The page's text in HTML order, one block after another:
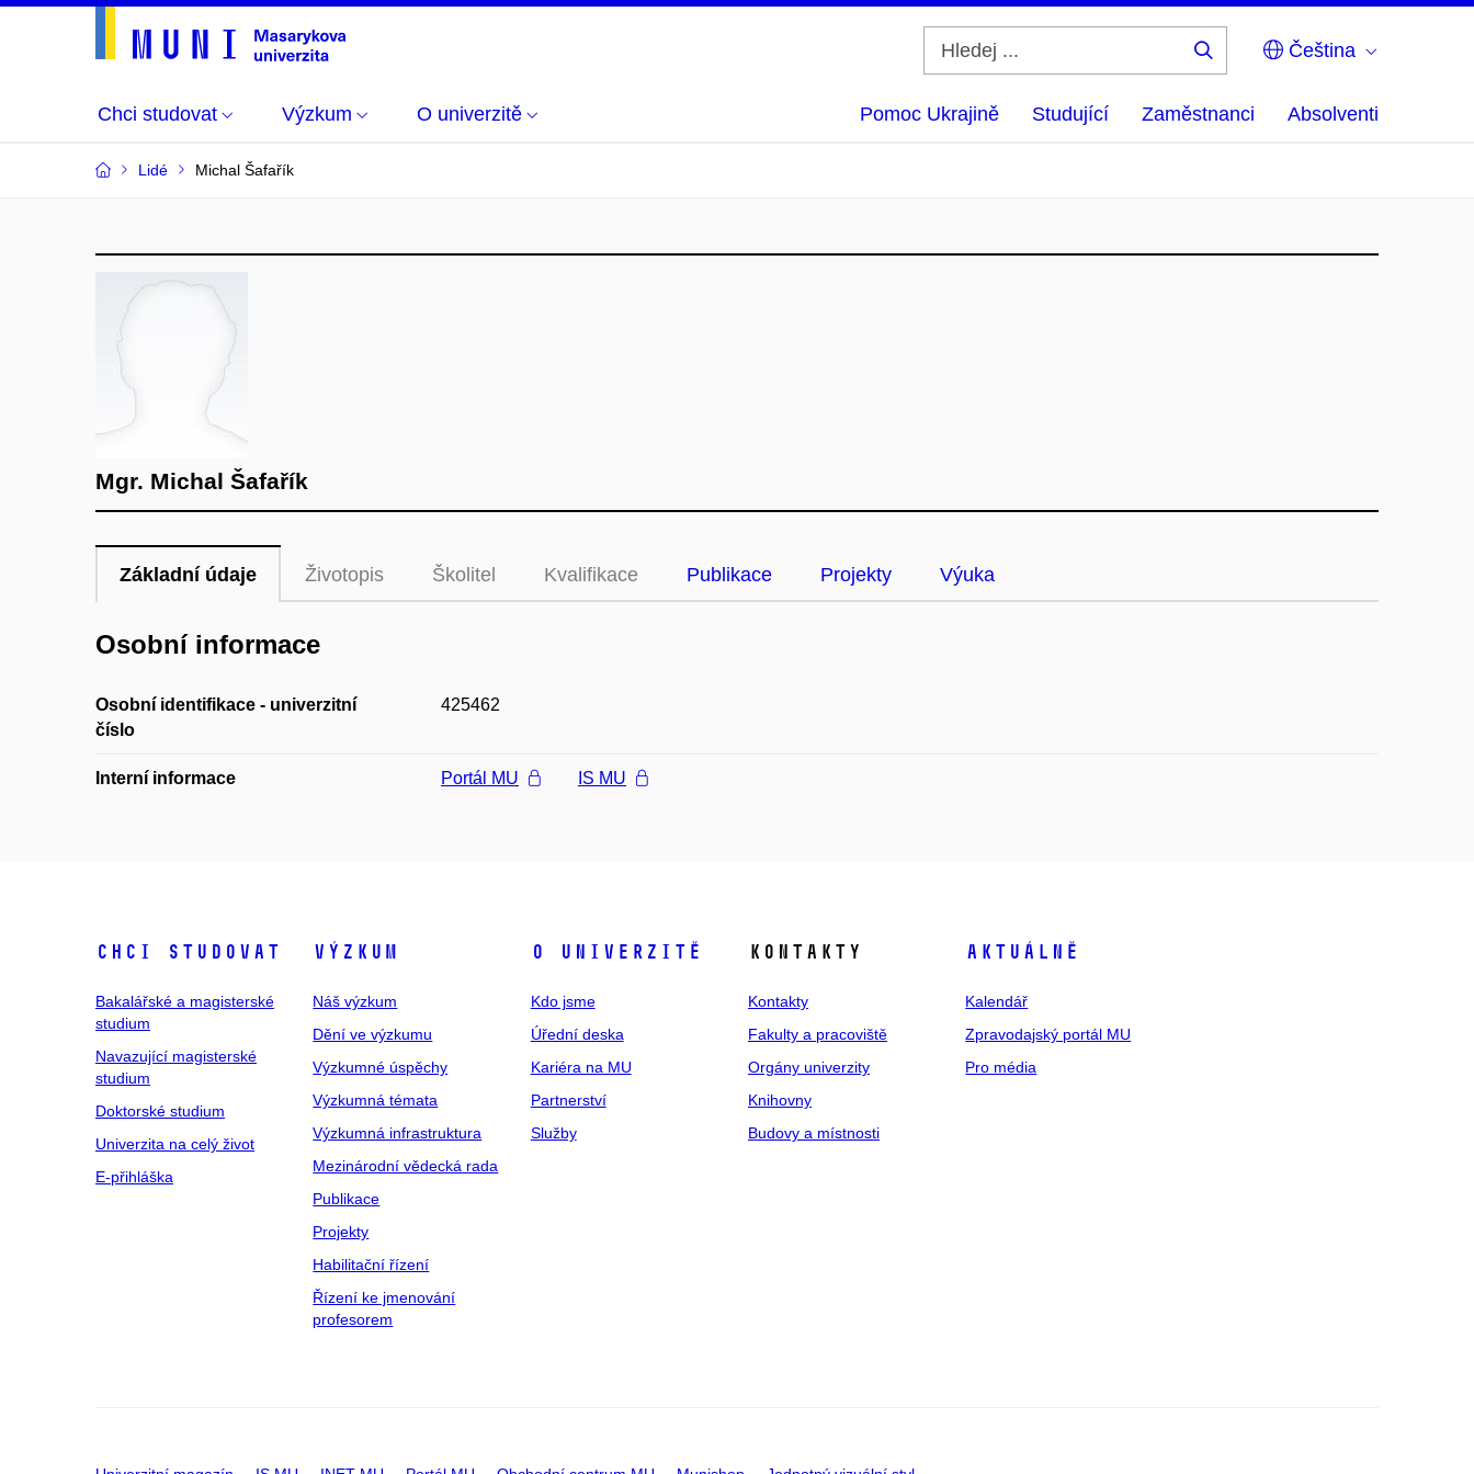
Čeština
Chci studovat Výzkum O univerzitě Pomoc Ukrajině Studující Zaměstnanci Absolventi
Lidé Michal Šafařík
Mgr. Michal Šafařík
Základní údaje Životopis Školitel Kvalifikace Publikace Projekty Výuka
Osobní informace
Osobní identifikace - univerzitní
číslo
425462
Interní informace Portál MU IS MU
Chci studovat
Bakalářské a magisterské
studium
Navazující magisterské
studium
Doktorské studium
Univerzita na celý život
E-přihláška
Výzkum
Náš výzkum
Dění ve výzkumu
Výzkumné úspěchy
Výzkumná témata
Výzkumná infrastruktura
Mezinárodní vědecká rada
Publikace
Projekty
Habilitační řízení
Řízení ke jmenování
profesorem
O univerzitě
Kdo jsme
Úřední deska
Kariéra na MU
Partnerství
Služby
Kontakty
Kontakty
Fakulty a pracoviště
Orgány univerzity
Knihovny
Budovy a místnosti
Aktuálně
Kalendář
Zpravodajský portál MU
Pro média